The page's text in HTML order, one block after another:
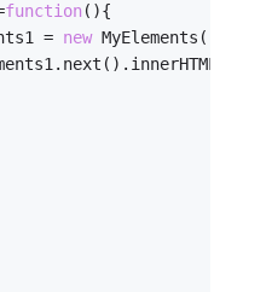
function( ){
= new MyElements(
);